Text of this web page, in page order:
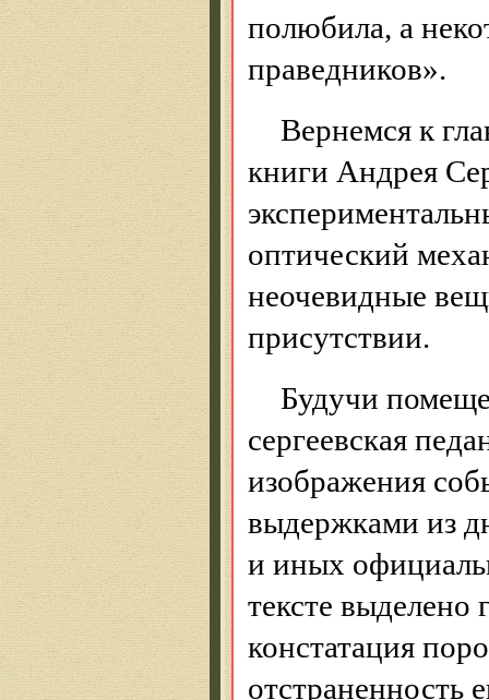
полюбила, а
праведников».
Вернемся к
книги Андрея
оптический
неочевидные
присутствии.
Будучи
сергеевская
изображения
выдержками из
и иных
тексте выделено
констатация
отстраненность